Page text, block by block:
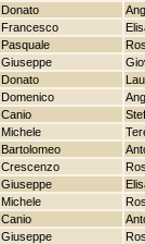
Donato
Francesco
Pasquale
Giuseppe
Donato
Domenico
Canio
Michele
Bartolomeo
Crescenzo
Giuseppe
Michele
Canio
Giuseppe